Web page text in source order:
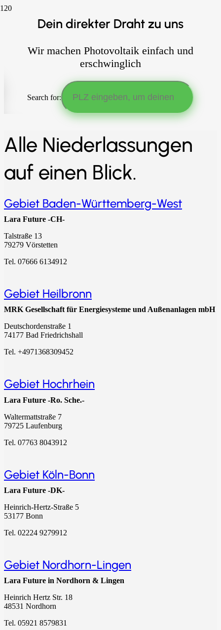
Dein direkter Draht zu uns
Wir machen Photovoltaik einfach und
erschwinglich
Search for:
Alle Niederlassungen
auf einen Blick.
Gebiet Baden-Württemberg-West
Lara Future -CH-
Talstraße 13
79279 Vörstetten
Tel. 07666 6134912
Gebiet Heilbronn
MRK Gesellschaft für Energiesysteme und Außenanlagen mbH
Deutschordenstraße 1
74177 Bad Friedrichshall
Tel. +4971368309452
Gebiet Hochrhein
Lara Future -Ro. Sche.-
Waltermattstraße 7
79725 Laufenburg
Tel. 07763 8043912
Gebiet Köln-Bonn
Lara Future -DK-
Heinrich-Hertz-Straße 5
53177 Bonn
Tel. 02224 9279912
Gebiet Nordhorn-Lingen
Lara Future in Nordhorn & Lingen
Heinrich Hertz Str. 18
48531 Nordhorn
Tel. 05921 8579831